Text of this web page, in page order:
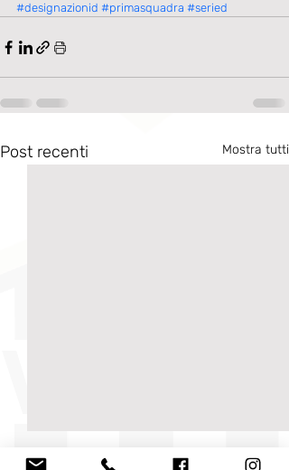
#designazionid #primasquadra #seried
Post recenti Mostra tutti